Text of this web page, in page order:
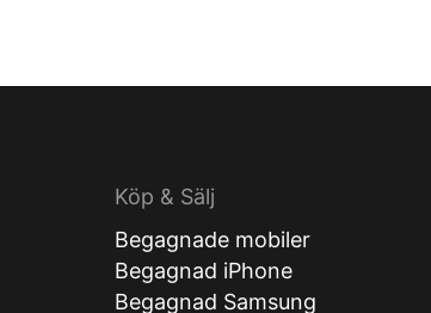
Köp & Sälj
Begagnade mobiler
Begagnad iPhone
Begagnad Samsung